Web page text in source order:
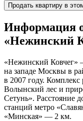
Продать квартиру в
Информация
«Нежинский
«Нежинский Ковчег»
на западе Москвы в
в 2007 году. Комплекс
Волынский лес и
Сетунь». Расстояние
станций метро
«Минская» — 2 км.